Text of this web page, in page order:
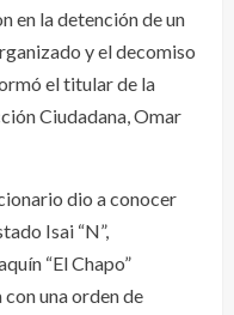
en la detención de un
y el decomiso
el titular de la
Ciudadana, Omar
dio a conocer
Isai “N”,
“El Chapo”
una orden de